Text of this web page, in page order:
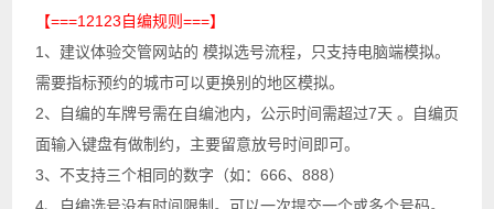
【===12123自编规则===】
1、建议体验交管网站的 模拟选号流程，只支持电脑端模拟。
需要指标预约的城市可以更换别的地区模拟。
2、自编的车牌号需在自编池内，公示时间需超过7天 。自编页
面输入键盘有做制约，主要留意放号时间即可。
3、不支持三个相同的数字（如：666、888）